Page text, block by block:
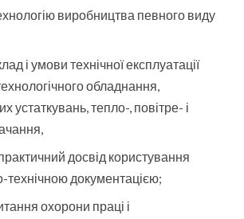
виробництва певного виду
і умови технічної експлуатації
обладнання,
устаткувань, тепло-, повітре- і
досвід користування
технічною документацією;
охорони праці і